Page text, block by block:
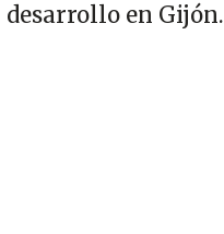
desarrollo en Gijón.